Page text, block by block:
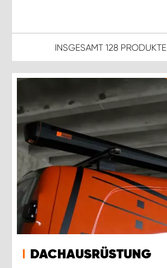
INSGESAMT 128 PRODUKTE
DACHAUSRÜSTUNG